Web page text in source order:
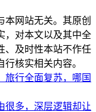
本网站无关。其原创
，对本文以及其中全
、及时性本站不作任
核实相关内容。
旅行全面复苏，哪国
很多，深层逻辑却让